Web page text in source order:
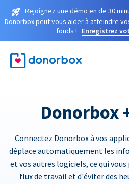
Rejoignez une démo en de 30
Donorbox peut vous aider à atteindre
fonds !
Enregistrez
Donorbox
Connectez Donorbox à vos
déplace automatiquement les
et vos autres logiciels, ce qui
flux de travail et d'éviter des